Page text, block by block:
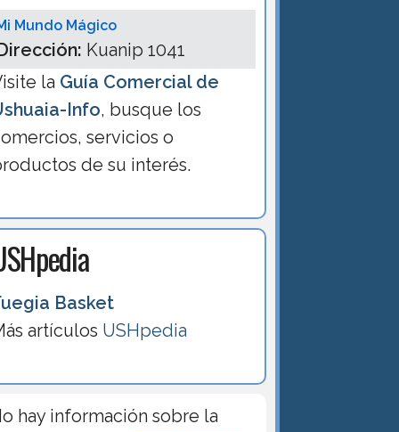
Mundo Mágico
Kuanip 1041
la Guía Comercial de
Info, busque los
servicios o
de su interés.
Basket
artículos USHpedia
hay información sobre la